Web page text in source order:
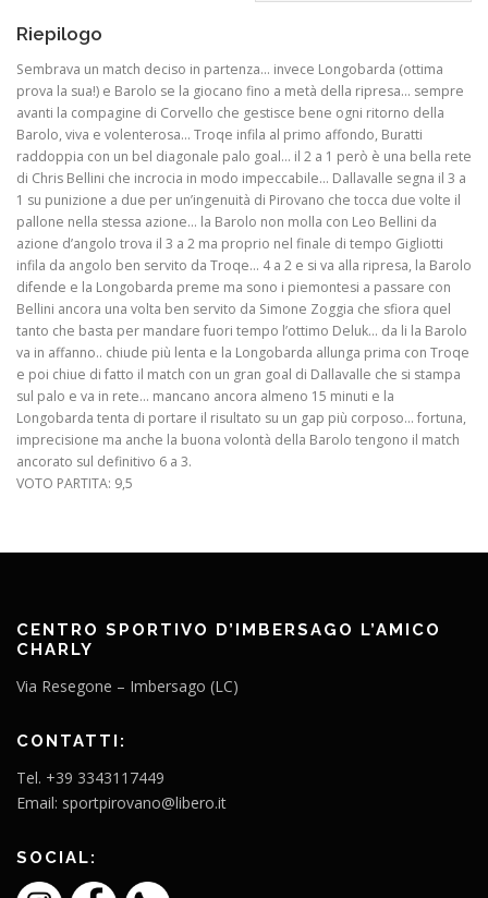
Riepilogo
Sembrava un match deciso in partenza… invece Longobarda (ottima
prova la sua!) e Barolo se la giocano fino a metà della ripresa… sempre
avanti la compagine di Corvello che gestisce bene ogni ritorno della
Barolo, viva e volenterosa… Troqe infila al primo affondo, Buratti
raddoppia con un bel diagonale palo goal… il 2 a 1 però è una bella rete
di Chris Bellini che incrocia in modo impeccabile… Dallavalle segna il 3 a
1 su punizione a due per un’ingenuità di Pirovano che tocca due volte il
pallone nella stessa azione… la Barolo non molla con Leo Bellini da
azione d’angolo trova il 3 a 2 ma proprio nel finale di tempo Gigliotti
infila da angolo ben servito da Troqe… 4 a 2 e si va alla ripresa, la Barolo
difende e la Longobarda preme ma sono i piemontesi a passare con
Bellini ancora una volta ben servito da Simone Zoggia che sfiora quel
tanto che basta per mandare fuori tempo l’ottimo Deluk… da li la Barolo
va in affanno.. chiude più lenta e la Longobarda allunga prima con Troqe
e poi chiue di fatto il match con un gran goal di Dallavalle che si stampa
sul palo e va in rete… mancano ancora almeno 15 minuti e la
Longobarda tenta di portare il risultato su un gap più corposo… fortuna,
imprecisione ma anche la buona volontà della Barolo tengono il match
ancorato sul definitivo 6 a 3.
VOTO PARTITA: 9,5
CENTRO SPORTIVO D’IMBERSAGO L’AMICO
CHARLY
Via Resegone – Imbersago (LC)
CONTATTI:
Tel. +39 3343117449
Email: sportpirovano@libero.it
SOCIAL: